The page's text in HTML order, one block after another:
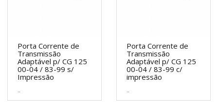
Porta Corrente de
Transmissão
Adaptável p/ CG 125
00-04 / 83-99 s/
Impressão
..
Porta Corrente de
Transmissão
Adaptável p/ CG 125
00-04 / 83-99 c/
impressão
..